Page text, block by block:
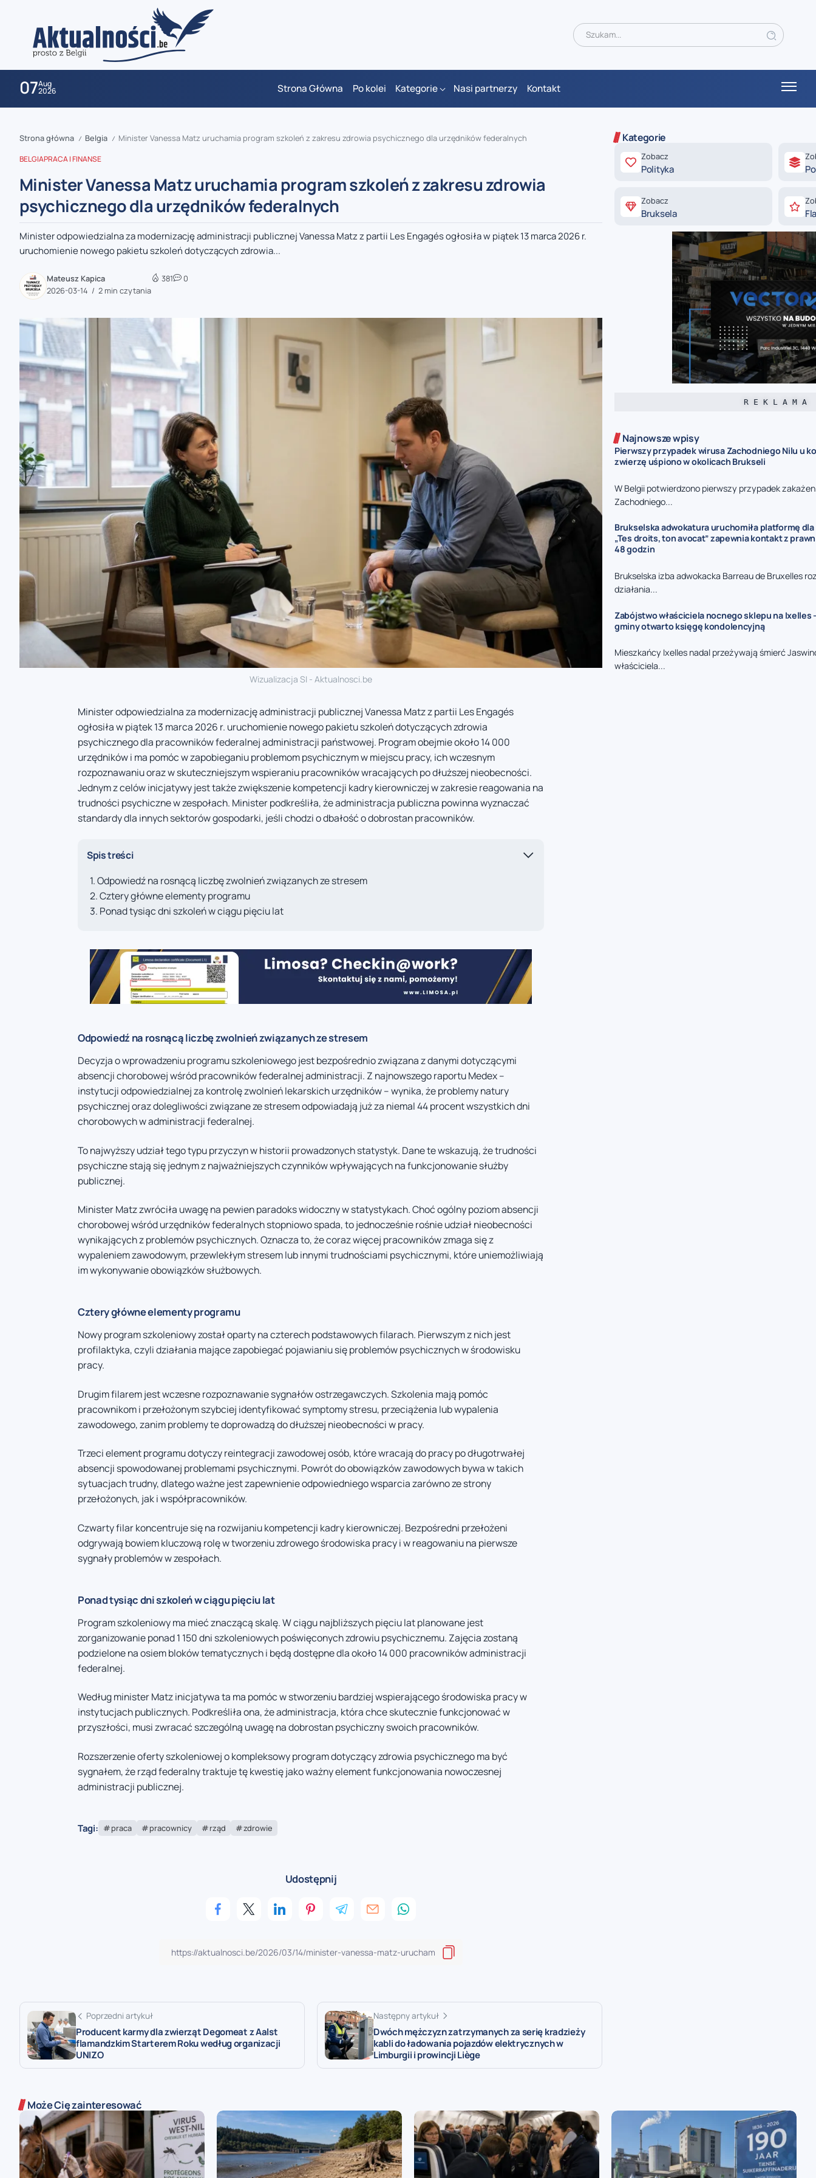
07Aug
2026 Strona Główna Po kolei Kategorie Nasi partnerzy Kontakt
zaobserwuj nas
zaobserwuj nas
zaobserwuj nas
zaobserwuj nas
zaobserwuj nas
Strona główna / Belgia / Minister Vanessa Matz uruchamia program szkoleń z zakresu zdrowia psychicznego dla urzędników federalnych
BELGIAPRACA I FINANSE
Minister Vanessa Matz uruchamia program szkoleń z zakresu zdrowia
psychicznego dla urzędników federalnych
Minister odpowiedzialna za modernizację administracji publicznej Vanessa Matz z partii Les Engagés ogłosiła w piątek 13 marca 2026 r.
uruchomienie nowego pakietu szkoleń dotyczących zdrowia...
Mateusz Kapica
2026-03-14
2 min czytania
381 0
Wizualizacja SI - Aktualnosci.be
Minister odpowiedzialna za modernizację administracji publicznej Vanessa Matz z partii Les Engagés
ogłosiła w piątek 13 marca 2026 r. uruchomienie nowego pakietu szkoleń dotyczących zdrowia
psychicznego dla pracowników federalnej administracji państwowej. Program obejmie około 14 000
urzędników i ma pomóc w zapobieganiu problemom psychicznym w miejscu pracy, ich wczesnym
rozpoznawaniu oraz w skuteczniejszym wspieraniu pracowników wracających po dłuższej nieobecności.
Jednym z celów inicjatywy jest także zwiększenie kompetencji kadry kierowniczej w zakresie reagowania na
trudności psychiczne w zespołach. Minister podkreśliła, że administracja publiczna powinna wyznaczać
standardy dla innych sektorów gospodarki, jeśli chodzi o dbałość o dobrostan pracowników.
Spis treści
Odpowiedź na rosnącą liczbę zwolnień związanych ze stresem
Cztery główne elementy programu
Ponad tysiąc dni szkoleń w ciągu pięciu lat
Odpowiedź na rosnącą liczbę zwolnień związanych ze stresem
Decyzja o wprowadzeniu programu szkoleniowego jest bezpośrednio związana z danymi dotyczącymi
absencji chorobowej wśród pracowników federalnej administracji. Z najnowszego raportu Medex –
instytucji odpowiedzialnej za kontrolę zwolnień lekarskich urzędników – wynika, że problemy natury
psychicznej oraz dolegliwości związane ze stresem odpowiadają już za niemal 44 procent wszystkich dni
chorobowych w administracji federalnej.
To najwyższy udział tego typu przyczyn w historii prowadzonych statystyk. Dane te wskazują, że trudności
psychiczne stają się jednym z najważniejszych czynników wpływających na funkcjonowanie służby
publicznej.
Minister Matz zwróciła uwagę na pewien paradoks widoczny w statystykach. Choć ogólny poziom absencji
chorobowej wśród urzędników federalnych stopniowo spada, to jednocześnie rośnie udział nieobecności
wynikających z problemów psychicznych. Oznacza to, że coraz więcej pracowników zmaga się z
wypaleniem zawodowym, przewlekłym stresem lub innymi trudnościami psychicznymi, które uniemożliwiają
im wykonywanie obowiązków służbowych.
Cztery główne elementy programu
Nowy program szkoleniowy został oparty na czterech podstawowych filarach. Pierwszym z nich jest
profilaktyka, czyli działania mające zapobiegać pojawianiu się problemów psychicznych w środowisku
pracy.
Drugim filarem jest wczesne rozpoznawanie sygnałów ostrzegawczych. Szkolenia mają pomóc
pracownikom i przełożonym szybciej identyfikować symptomy stresu, przeciążenia lub wypalenia
zawodowego, zanim problemy te doprowadzą do dłuższej nieobecności w pracy.
Trzeci element programu dotyczy reintegracji zawodowej osób, które wracają do pracy po długotrwałej
absencji spowodowanej problemami psychicznymi. Powrót do obowiązków zawodowych bywa w takich
sytuacjach trudny, dlatego ważne jest zapewnienie odpowiedniego wsparcia zarówno ze strony
przełożonych, jak i współpracowników.
Czwarty filar koncentruje się na rozwijaniu kompetencji kadry kierowniczej. Bezpośredni przełożeni
odgrywają bowiem kluczową rolę w tworzeniu zdrowego środowiska pracy i w reagowaniu na pierwsze
sygnały problemów w zespołach.
Ponad tysiąc dni szkoleń w ciągu pięciu lat
Program szkoleniowy ma mieć znaczącą skalę. W ciągu najbliższych pięciu lat planowane jest
zorganizowanie ponad 1 150 dni szkoleniowych poświęconych zdrowiu psychicznemu. Zajęcia zostaną
podzielone na osiem bloków tematycznych i będą dostępne dla około 14 000 pracowników administracji
federalnej.
Według minister Matz inicjatywa ta ma pomóc w stworzeniu bardziej wspierającego środowiska pracy w
instytucjach publicznych. Podkreśliła ona, że administracja, która chce skutecznie funkcjonować w
przyszłości, musi zwracać szczególną uwagę na dobrostan psychiczny swoich pracowników.
Rozszerzenie oferty szkoleniowej o kompleksowy program dotyczący zdrowia psychicznego ma być
sygnałem, że rząd federalny traktuje tę kwestię jako ważny element funkcjonowania nowoczesnej
administracji publicznej.
Tagi: praca pracownicy rząd zdrowie
Udostępnij
Poprzedni artykuł
Producent karmy dla zwierząt Degomeat z Aalst
flamandzkim Starterem Roku według organizacji
UNIZO
Następny artykuł
Dwóch mężczyzn zatrzymanych za serię kradzieży
kabli do ładowania pojazdów elektrycznych w
Limburgii i prowincji Liège
Kategorie
Zobacz
Polityka
Zobacz
Bruksela
R E K L A M A
Najnowsze wpisy
Pierwszy przypadek wirusa Zachodniego Nilu u
zwierzę uśpiono w okolicach Brukseli
W Belgii potwierdzono pierwszy przypadek
Zachodniego...
Brukselska adwokatura uruchomiła platformę
„Tes droits, ton avocat” zapewnia kontakt z
48 godzin
Brukselska izba adwokacka Barreau de Bruxelles
działania...
Zabójstwo właściciela nocnego sklepu na Ixelles
gminy otwarto księgę kondolencyjną
Mieszkańcy Ixelles nadal przeżywają śmierć
właściciela...
Może Cię zainteresować